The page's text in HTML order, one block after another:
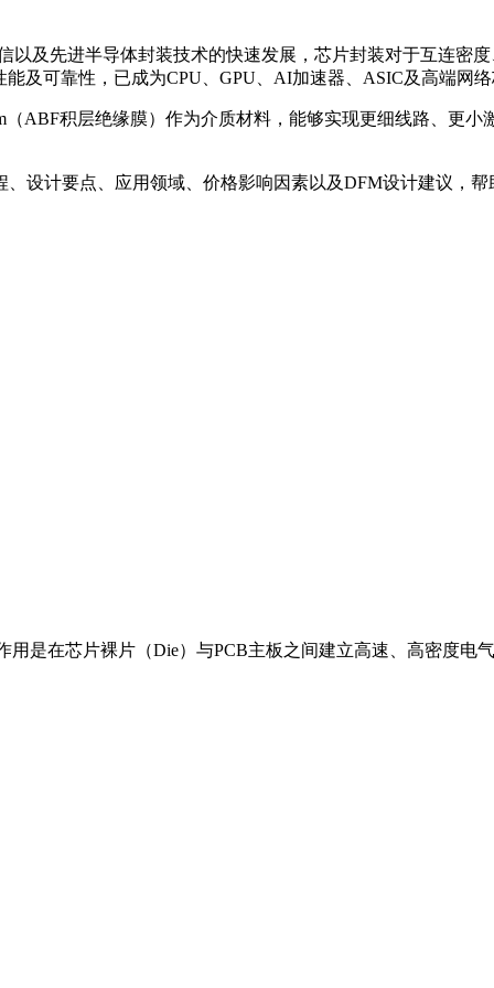
及先进半导体封装技术的快速发展，芯片封装对于互连密
能及可靠性，已成为CPU、GPU、AI加速器、ASIC及高端网
ABF积层绝缘膜）作为介质材料，能够实现更细线路、更
设计要点、应用领域、价格影响因素以及DFM设计建议，
用是在芯片裸片（Die）与PCB主板之间建立高速、高密度电